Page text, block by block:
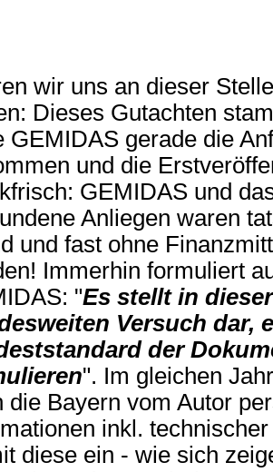
wir uns an dieser
Dieses Gutachten
GEMIDAS gerade die
und die
GEMIDAS und
Anliegen waren
und fast ohne
Immerhin formuliert
"Es stellt in
Versuch dar,
der
". Im gleichen
die Bayern vom Autor
inkl.
diese ein - wie sich